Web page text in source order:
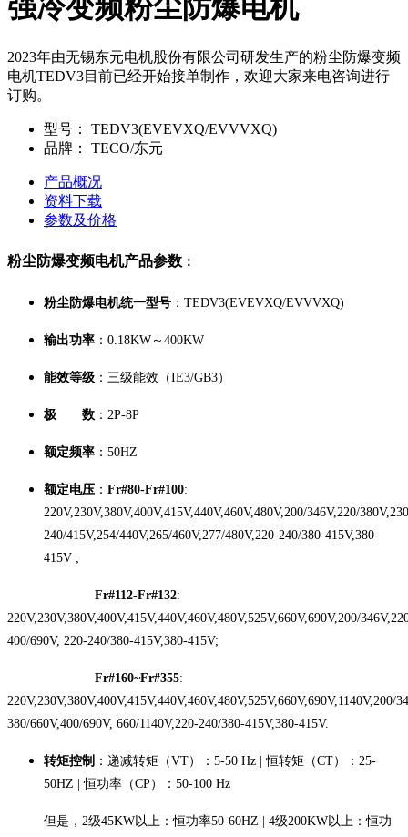
强冷变频粉尘防爆电机
2023年由无锡东元电机股份有限公司研发生产的粉尘防爆变频
电机TEDV3目前已经开始接单制作，欢迎大家来电咨询进行
订购。
型号：
TEDV3(EVEVXQ/EVVVXQ)
品牌：
TECO/东元
产品概况
资料下载
参数及价格
粉尘防爆变频电机产品参数 ：
粉尘防爆电机统一型号 ：TEDV3(EVEVXQ/EVVVXQ)
输出功率 ：0.18KW～400KW
能效等级 ：三级能效（IE3/GB3）
极 数 ：2P-8P
额定频率 ：50HZ
额定电压 ： Fr#80-Fr#100:
220V,230V,380V,400V,415V,440V,460V,480V,200/346V,220/
240/415V,254/440V,265/460V,277/480V,220-240/380-415V,380-
415V ;
Fr#112-Fr#132:
220V,230V,380V,400V,415V,440V,460V,480V,525V,660V,690V,200/
400/690V, 220-240/380-415V,380-415V;
Fr#160~Fr#355:
220V,230V,380V,400V,415V,440V,460V,480V,525V,660V,690V,1140V,200/
380/660V,400/690V, 660/1140V,220-240/380-415V,380-415V.
转矩控制 ：递减转矩（VT）：5-50 Hz | 恒转矩（CT）：25-
50HZ | 恒功率（CP）：50-100 Hz
但是，2级45KW以上：恒功率50-60HZ | 4级200KW以上：恒功